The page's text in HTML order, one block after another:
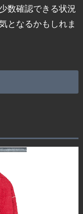
数確認できる状況
となるかもしれま